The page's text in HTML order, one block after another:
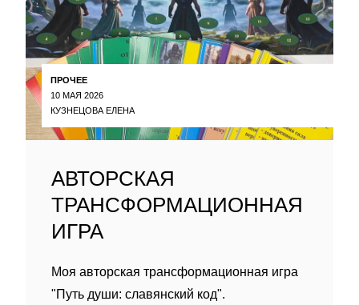
ПРОЧЕЕ
10 МАЯ 2026
КУЗНЕЦОВА ЕЛЕНА
АВТОРСКАЯ
ТРАНСФОРМАЦИОННАЯ
ИГРА
Моя авторская трансформационная игра
"Путь души: славянский код".